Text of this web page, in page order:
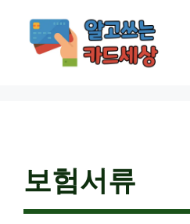
보험서류